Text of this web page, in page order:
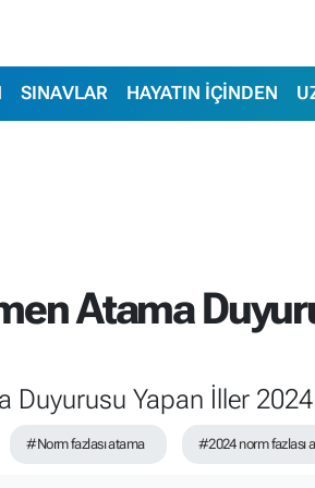
SINAVLAR HAYATIN İÇİNDEN
Atama
Duyurusu Yapan İller
#Norm fazlası atama #2024 norm fazlası